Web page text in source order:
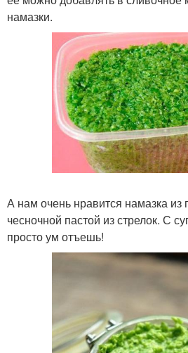
намазки.
А нам очень нравится намазка из
чесночной пастой из стрелок. С
просто ум отъешь!